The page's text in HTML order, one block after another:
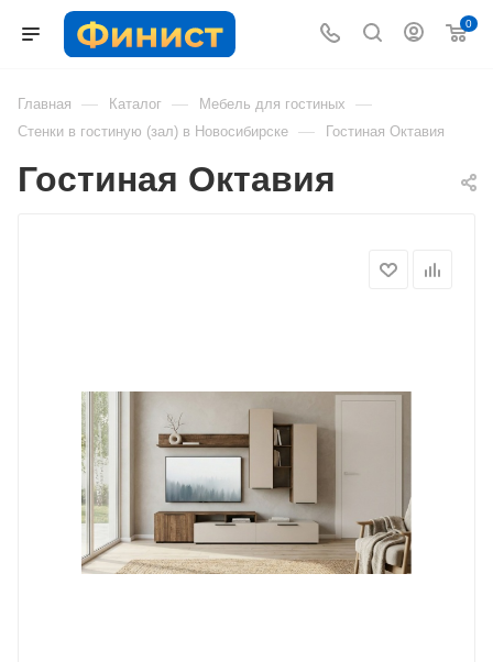
0
Главная — Каталог — Мебель для гостиных —
Стенки в гостиную (зал) в Новосибирске — Гостиная Октавия
Гостиная Октавия